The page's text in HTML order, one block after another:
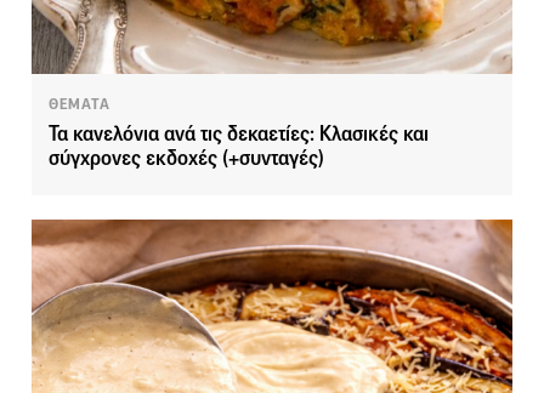
ΘΕΜΑΤΑ
Τα κανελόνια ανά τις δεκαετίες: Κλασικές και
σύγχρονες εκδοχές (+συνταγές)